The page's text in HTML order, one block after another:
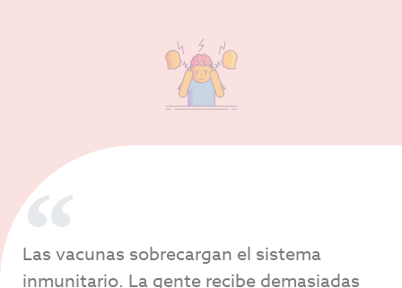
Las vacunas sobrecargan el sistema
inmunitario. La gente recibe demasiadas